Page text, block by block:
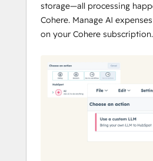
storage—all processing
Cohere. Manage AI
on your Cohere subscription.